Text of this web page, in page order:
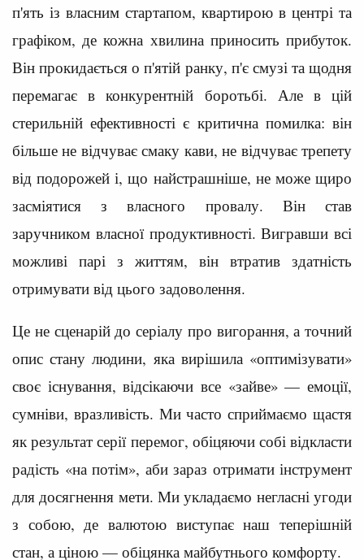
п'ять із власним стартапом, квартирою в центрі та
графіком, де кожна хвилина приносить прибуток.
Він прокидається о п'ятій ранку, п'є смузі та щодня
перемагає в конкурентній боротьбі. Але в цій
стерильній ефективності є критична помилка: він
більше не відчуває смаку кави, не відчуває трепету
від подорожей і, що найстрашніше, не може щиро
засміятися з власного провалу. Він став
заручником власної продуктивності. Вигравши всі
можливі парі з життям, він втратив здатність
отримувати від цього задоволення.
Це не сценарій до серіалу про вигорання, а точний
опис стану людини, яка вирішила «оптимізувати»
своє існування, відсікаючи все «зайве» — емоції,
сумніви, вразливість. Ми часто сприймаємо щастя
як результат серії перемог, обіцяючи собі відкласти
радість «на потім», аби зараз отримати інструмент
для досягнення мети. Ми укладаємо негласні угоди
з собою, де валютою виступає наш теперішній
стан, а ціною — обіцянка майбутнього комфорту.